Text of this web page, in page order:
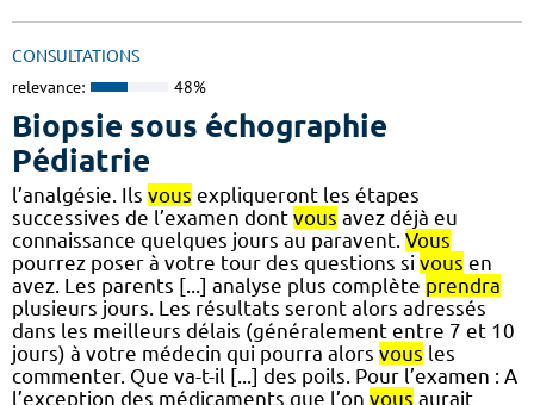
CONSULTATIONS
relevance: 48%
Biopsie sous échographie
Pédiatrie
l’analgésie. Ils vous expliqueront les étapes
successives de l’examen dont vous avez déjà eu
connaissance quelques jours au paravent. Vous
pourrez poser à votre tour des questions si vous en
avez. Les parents [...] analyse plus complète prendra
plusieurs jours. Les résultats seront alors adressés
dans les meilleurs délais (généralement entre 7 et 10
jours) à votre médecin qui pourra alors vous les
commenter. Que va-t-il [...] des poils. Pour l’examen : A
l’exception des médicaments que l’on vous aurait